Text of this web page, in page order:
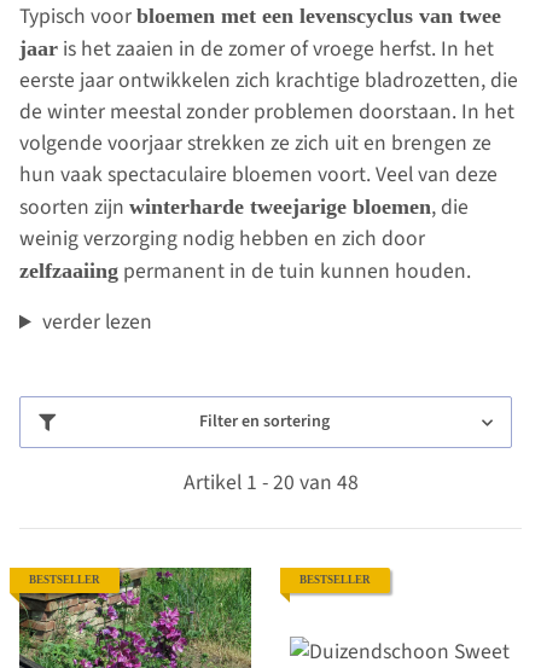
Typisch voor bloemen met een levenscyclus van twee
jaar is het zaaien in de zomer of vroege herfst. In het
eerste jaar ontwikkelen zich krachtige bladrozetten, die
de winter meestal zonder problemen doorstaan. In het
volgende voorjaar strekken ze zich uit en brengen ze
hun vaak spectaculaire bloemen voort. Veel van deze
soorten zijn winterharde tweejarige bloemen, die
weinig verzorging nodig hebben en zich door
zelfzaaiing permanent in de tuin kunnen houden.
verder lezen
Filter en sortering
Artikel 1 - 20 van 48
BESTSELLER BESTSELLER